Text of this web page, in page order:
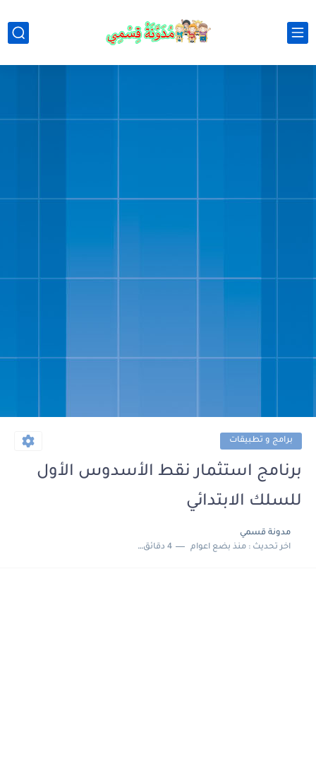
برامج و تطبيقات
برنامج استثمار نقط الأسدوس الأول
للسلك الابتدائي
مدونة قسمي
اخر تحديث :منذ بضع اعوام 4 دقائق للقراءة